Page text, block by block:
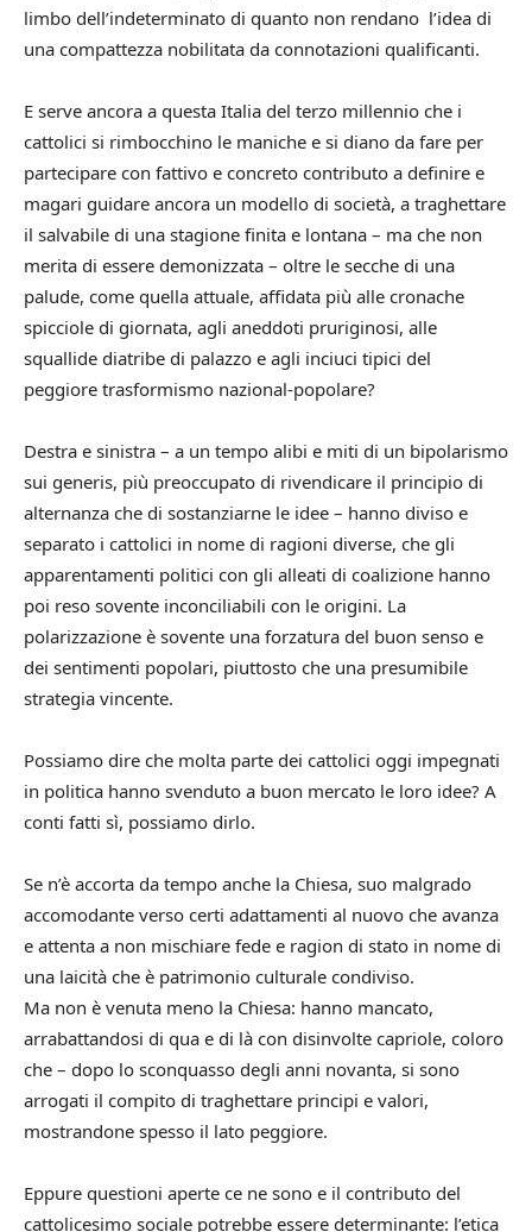
limbo dell’indeterminato di quanto non rendano l’idea di
una compattezza nobilitata da connotazioni qualificanti.
E serve ancora a questa Italia del terzo millennio che i
cattolici si rimbocchino le maniche e si diano da fare per
partecipare con fattivo e concreto contributo a definire e
magari guidare ancora un modello di società, a traghettare
il salvabile di una stagione finita e lontana – ma che non
merita di essere demonizzata – oltre le secche di una
palude, come quella attuale, affidata più alle cronache
spicciole di giornata, agli aneddoti pruriginosi, alle
squallide diatribe di palazzo e agli inciuci tipici del
peggiore trasformismo nazional-popolare?
Destra e sinistra – a un tempo alibi e miti di un bipolarismo
sui generis, più preoccupato di rivendicare il principio di
alternanza che di sostanziarne le idee – hanno diviso e
separato i cattolici in nome di ragioni diverse, che gli
apparentamenti politici con gli alleati di coalizione hanno
poi reso sovente inconciliabili con le origini. La
polarizzazione è sovente una forzatura del buon senso e
dei sentimenti popolari, piuttosto che una presumibile
strategia vincente.
Possiamo dire che molta parte dei cattolici oggi impegnati
in politica hanno svenduto a buon mercato le loro idee? A
conti fatti sì, possiamo dirlo.
Se n’è accorta da tempo anche la Chiesa, suo malgrado
accomodante verso certi adattamenti al nuovo che avanza
e attenta a non mischiare fede e ragion di stato in nome di
una laicità che è patrimonio culturale condiviso.
Ma non è venuta meno la Chiesa: hanno mancato,
arrabattandosi di qua e di là con disinvolte capriole, coloro
che – dopo lo sconquasso degli anni novanta, si sono
arrogati il compito di traghettare principi e valori,
mostrandone spesso il lato peggiore.
Eppure questioni aperte ce ne sono e il contributo del
cattolicesimo sociale potrebbe essere determinante: l’etica